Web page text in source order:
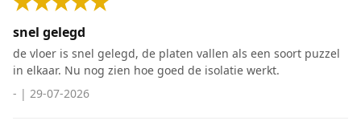
snel gelegd
de vloer is snel gelegd, de platen vallen als een soort puzzel
in elkaar. Nu nog zien hoe goed de isolatie werkt.
- | 29-07-2026